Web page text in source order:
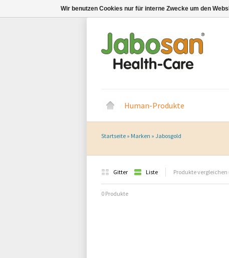
Human-Produkte
Startseite » Marken » Jabosgold
Gitter Liste Produkte vergleichen
0 Produkte
Wir benutzen Cookies nur für interne Zwecke um den